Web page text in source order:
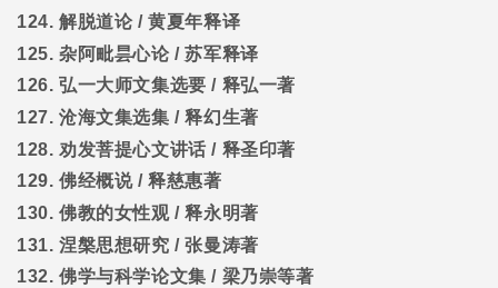
124. 解脱道论/黄夏年释译
125. 杂阿毗昙心论/苏军释译
126. 弘一大师文集选要 / 释弘一著
127. 沧海文集选集 /释幻生著
128. 劝发菩提心文讲话 / 释圣印著
129. 佛经概说/释慈惠著
130. 佛教的女性观/释永明著
131. 涅槃思想研究 /张曼涛著
132. 佛学与科学论文集 / 梁乃崇等著